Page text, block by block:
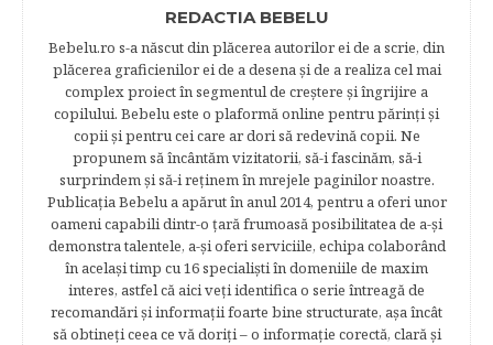
REDACTIA BEBELU
Bebelu.ro s-a născut din plăcerea autorilor ei de a scrie, din
plăcerea graficienilor ei de a desena şi de a realiza cel mai
complex proiect în segmentul de creştere şi îngrijire a
copilului. Bebelu este o plaformă online pentru părinţi şi
copii şi pentru cei care ar dori să redevină copii. Ne
propunem să încântăm vizitatorii, să-i fascinăm, să-i
surprindem şi să-i reţinem în mrejele paginilor noastre.​
Publicația Bebelu a apărut în anul 2014, pentru a oferi unor
oameni capabili dintr-o ţară frumoasă posibilitatea de a-şi
demonstra talentele, a-şi oferi serviciile, echipa colaborând
în acelaşi timp cu 16 specialişti în domeniile de maxim
interes, astfel că aici veţi identifica o serie întreagă de
recomandări şi informaţii foarte bine structurate, aşa încât
să obtineţi ceea ce vă doriţi – o informaţie corectă, clară şi